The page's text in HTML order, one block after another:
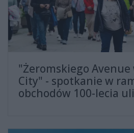
"Żeromskiego
City" - spotkanie w
obchodów 100-lecia